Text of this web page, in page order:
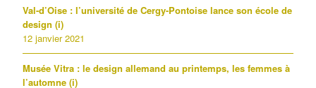
Val-d’Oise : l’université de Cergy-Pontoise lance son école de
design (i)
12 janvier 2021
Musée Vitra : le design allemand au printemps, les femmes à
l’automne (i)